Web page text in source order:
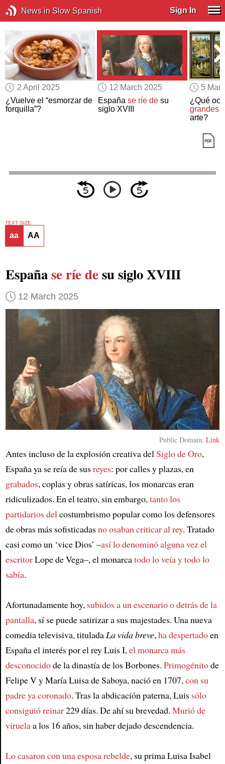
News in Slow Spanish Sign In
2 April 2025
¿Vuelve el “esmorzar de
forquilla”?
12 March 2025
España se ríe desu
siglo XVIII
5
¿Qué
grandes
arte?
Article
TEXT SIZE
aa AA
Españase ríe desu siglo XVIII
12 March 2025
Public Domain,Link
Antes incluso de la explosión creativa delSiglo de Oro,
España ya se reía de susreyes: por calles y plazas, en
grabados, coplas y obras satíricas, los monarcas eran
ridiculizados. En el teatro, sin embargo,tanto los
partidarios delcostumbrismo popular como los defensores
de obras más sofisticadasno osaban criticar al rey. Tratado
casi como un ‘vice Dios’ –así lo denominó alguna vez el
escritorLope de Vega–, el monarcatodo lo veía y todo lo
sabía.
Afortunadamente hoy, subidos a un escenario o detrás de la
pantalla, sí se puede satirizar a sus majestades. Una nueva
comedia televisiva, tituladaLa vida breve,ha despertadoen
España el interés por el rey Luis I,el monarca más
desconocidode la dinastía de los Borbones. Primogénitode
Felipe V y María Luisa de Saboya, nació en 1707,con su
padre ya coronado. Tras la abdicación paterna, Luis sólo
consiguió reinar229 días. De ahí su brevedad. Murió de
viruelaa los 16 años, sin haber dejado descendencia.
Lo casaron con una esposa rebelde, su prima Luisa Isabel